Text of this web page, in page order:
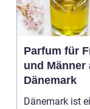
Parfum für
und Männer
Dänemark
Dänemark ist